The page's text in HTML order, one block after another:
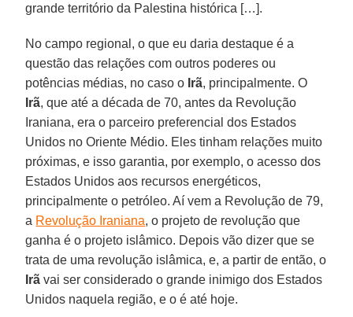
grande território da Palestina histórica […].
No campo regional, o que eu daria destaque é a
questão das relações com outros poderes ou
potências médias, no caso o Irã, principalmente. O
Irã, que até a década de 70, antes da Revolução
Iraniana, era o parceiro preferencial dos Estados
Unidos no Oriente Médio. Eles tinham relações muito
próximas, e isso garantia, por exemplo, o acesso dos
Estados Unidos aos recursos energéticos,
principalmente o petróleo. Aí vem a Revolução de 79,
a Revolução Iraniana, o projeto de revolução que
ganha é o projeto islâmico. Depois vão dizer que se
trata de uma revolução islâmica, e, a partir de então, o
Irã vai ser considerado o grande inimigo dos Estados
Unidos naquela região, e o é até hoje.